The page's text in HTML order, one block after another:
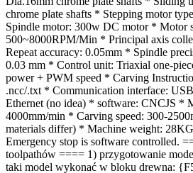
chrome plate shafts * Stepping motor
Spindle motor: 300w DC motor * Motor
500~8000RPM/Min * Principal axis
Repeat accuracy: 0.05mm * Spindle
0.03 mm * Control unit: Triaxial one-
power + PWM speed * Carving
.ncc/.txt * Communication interface:
Ethernet (no idea) * software: CNCJS *
4000mm/min * Carving speed: 300-
materials differ) * Machine weight:
Emergency stop is software controlled.
toolpathów ==== 1) przygotowanie
taki model wykonać w bloku drewna: